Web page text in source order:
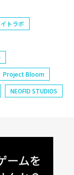
トラボ
Project Bloom
NEOFID STUDIOS